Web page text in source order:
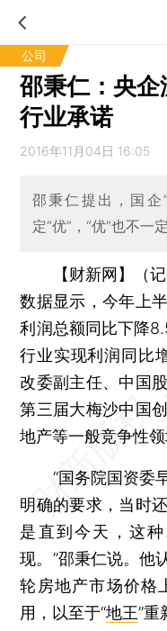
公司
邵秉仁：央
行业承诺
2016年11月04日 16:05
邵秉仁提出，国企
定“优”，“优”也不一
【财新网】（
数据显示，今年上
利润总额同比下降
行业实现利润同比
改委副主任、中国
第三届大梅沙中国
地产等一般竞争性
“国务院国资委早
明确的要求，当时
是直到今天，这
现。”邵秉仁说。他
轮房地产市场价格
用，以至于“地王”重